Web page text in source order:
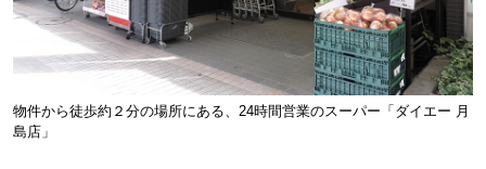
物件から徒歩約２分の場所にある、24時間営業のスーパー「ダイエー 月
島店」